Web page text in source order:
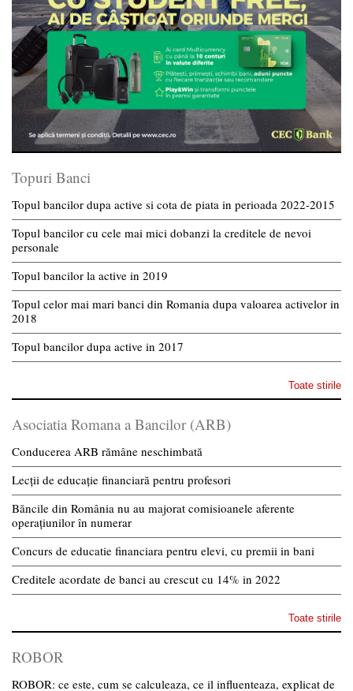
Topuri Banci
Topul bancilor dupa active si cota de piata in perioada 2022-2015
Topul bancilor cu cele mai mici dobanzi la creditele de nevoi
personale
Topul bancilor la active in 2019
Topul celor mai mari banci din Romania dupa valoarea activelor in
2018
Topul bancilor dupa active in 2017
Toate stirile
Asociatia Romana a Bancilor (ARB)
Conducerea ARB rămâne neschimbată
Lecții de educație financiară pentru profesori
Băncile din România nu au majorat comisioanele aferente
operațiunilor în numerar
Concurs de educatie financiara pentru elevi, cu premii in bani
Creditele acordate de banci au crescut cu 14% in 2022
Toate stirile
ROBOR
ROBOR: ce este, cum se calculeaza, ce il influenteaza, explicat de